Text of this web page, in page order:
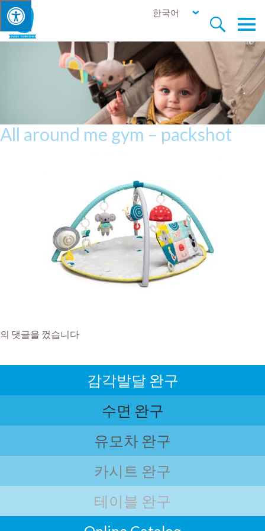


한국어
All around me gym – packshot
의 댓글을 껐습니다
감각발달 완구
수면 완구
유모차 완구
카시트 완구
테이블 완구